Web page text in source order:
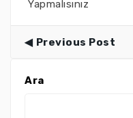
Yapmalısınız
Previous Post
Ara